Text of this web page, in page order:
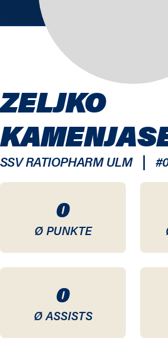
0
Ø PUNKTE
0
Ø ASSISTS
ZELJKO
SSV RATIOPHARM ULM | #